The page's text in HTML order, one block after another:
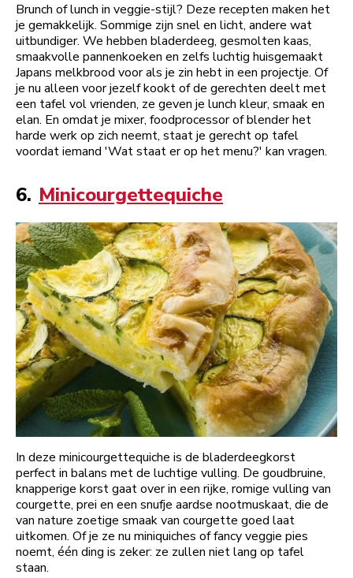
Brunch of lunch in veggie-stijl? Deze recepten maken het
je gemakkelijk. Sommige zijn snel en licht, andere wat
uitbundiger. We hebben bladerdeeg, gesmolten kaas,
smaakvolle pannenkoeken en zelfs luchtig huisgemaakt
Japans melkbrood voor als je zin hebt in een projectje. Of
je nu alleen voor jezelf kookt of de gerechten deelt met
een tafel vol vrienden, ze geven je lunch kleur, smaak en
elan. En omdat je mixer, foodprocessor of blender het
harde werk op zich neemt, staat je gerecht op tafel
voordat iemand 'Wat staat er op het menu?' kan vragen.
6. Minicourgettequiche
In deze minicourgettequiche is de bladerdeegkorst
perfect in balans met de luchtige vulling. De goudbruine,
knapperige korst gaat over in een rijke, romige vulling van
courgette, prei en een snufje aardse nootmuskaat, die de
van nature zoetige smaak van courgette goed laat
uitkomen. Of je ze nu miniquiches of fancy veggie pies
noemt, één ding is zeker: ze zullen niet lang op tafel
staan.